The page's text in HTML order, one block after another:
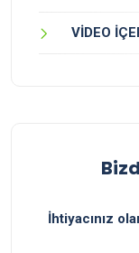
VİDEO
İhtiyacınız